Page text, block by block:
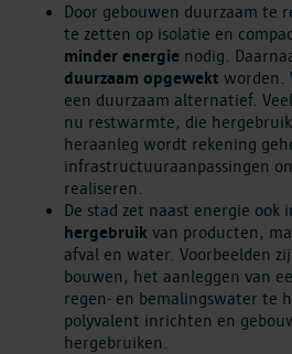
Door gebouwen duurzaam te
te zetten op isolatie en
minder energie nodig.
duurzaam opgewekt worden.
een duurzaam alternatief.
nu restwarmte, die
heraanleg wordt rekening
infrastructuuraanpassingen
realiseren.
De stad zet naast energie ook
hergebruik van producten,
afval en water. Voorbeelden
bouwen, het aanleggen van
regen- en bemalingswater te
polyvalent inrichten en
hergebruiken.